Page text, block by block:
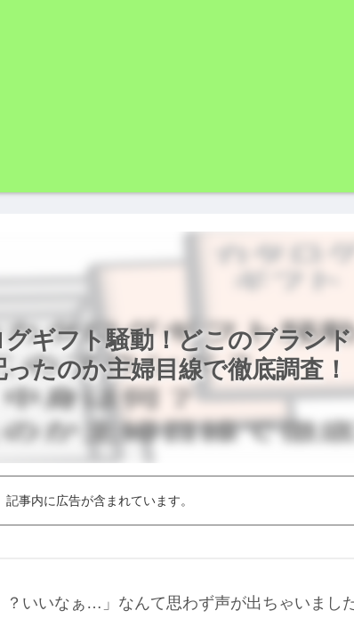
ギフト騒動！どこのブラン
たのか主婦目線で徹底調査！
記事内に広告が含まれています。
？いいなぁ…」なんて思わず声が出ちゃいました